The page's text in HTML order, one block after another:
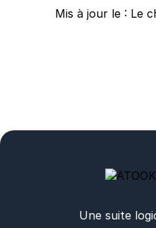
Mis à jour le : Le
Une suite